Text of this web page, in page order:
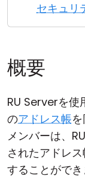
セキュリ
概要
RU Serverを使
のアドレス帳
メンバーは、
されたアドレ
することができ